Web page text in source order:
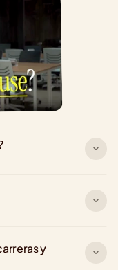
y